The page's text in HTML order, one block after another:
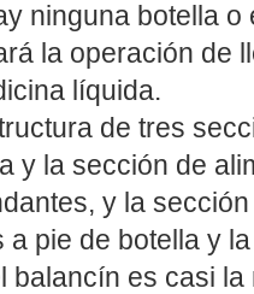
ninguna botella
la operación de
líquida.
de tres
y la sección de
y la
pie de botella y
balancín es casi